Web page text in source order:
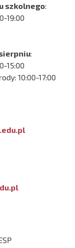
szkolnego:
19:00
:
15:00
10:00-17:00